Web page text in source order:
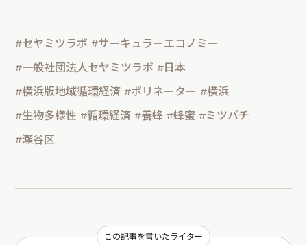
#セヤミツラボ #サーキュラーエコノミー
#一般社団法人セヤミツラボ #日本
#横浜版地域循環経済 #ポリネーター #横浜
#生物多様性 #循環経済 #養蜂 #蜂蜜 #ミツバチ
#瀬谷区
この記事を書いたライター